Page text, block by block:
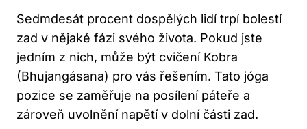
Sedmdesát procent dospělých lidí trpí bolestí
zad v nějaké fázi svého života. Pokud jste
jedním z nich, může být cvičení Kobra
(Bhujangásana) pro vás řešením. Tato jóga
pozice se zaměřuje na posílení páteře a
zároveň uvolnění napětí v dolní části zad.